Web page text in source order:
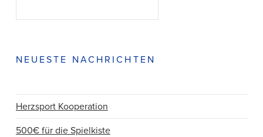
NEUESTE NACHRICHTEN
Herzsport Kooperation
500€ für die Spielkiste